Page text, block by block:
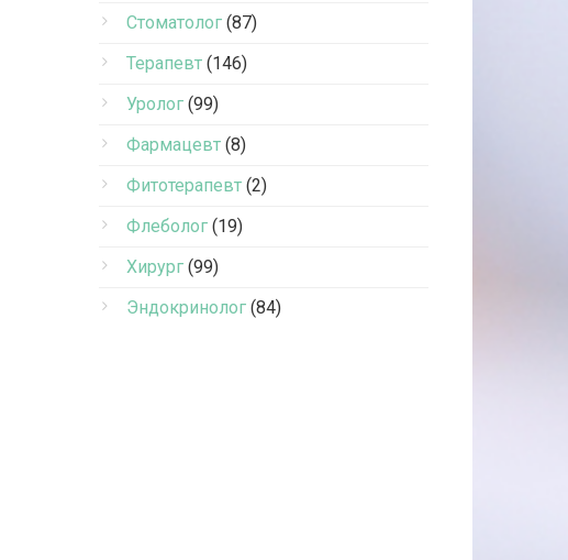
Стоматолог (87)
Терапевт (146)
Уролог (99)
Фармацевт (8)
Фитотерапевт (2)
Флеболог (19)
Хирург (99)
Эндокринолог (84)